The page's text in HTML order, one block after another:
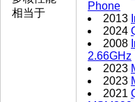
相当于
Phone
2013
2024
2008
2.66GHz
2023
2023
2021